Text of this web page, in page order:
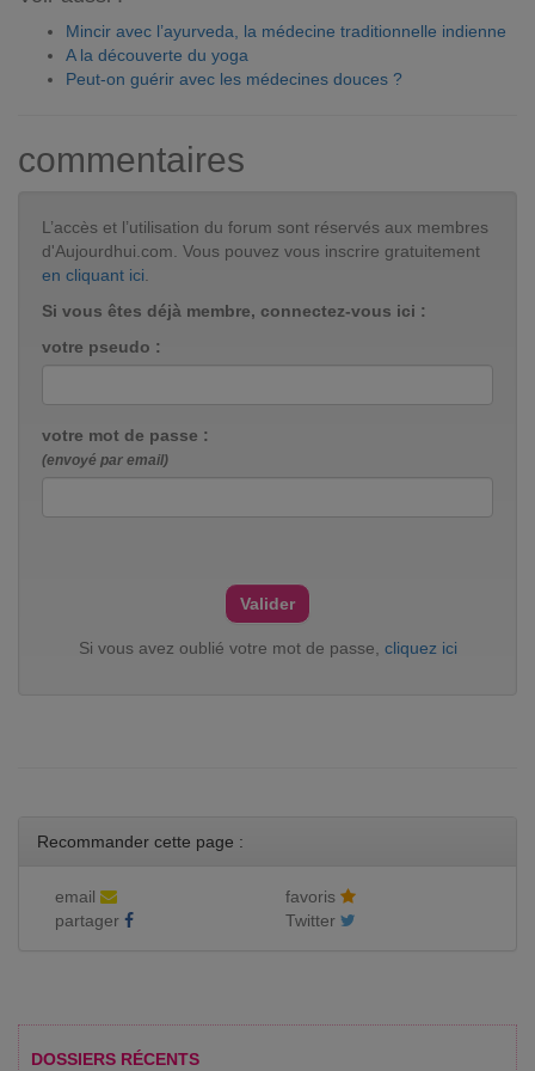
Mincir avec l’ayurveda, la médecine traditionnelle indienne
A la découverte du yoga
Peut-on guérir avec les médecines douces ?
commentaires
L’accès et l’utilisation du forum sont réservés aux membres
d'Aujourdhui.com. Vous pouvez vous inscrire gratuitement
en cliquant ici.
Si vous êtes déjà membre, connectez-vous ici :
votre pseudo :
votre mot de passe :
(envoyé par email)
Si vous avez oublié votre mot de passe, cliquez ici
Recommander cette page :
email
favoris
partager
Twitter
DOSSIERS RÉCENTS